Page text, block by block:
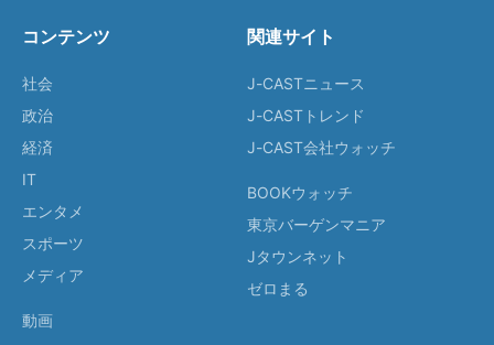
コンテンツ
社会
政治
経済
IT
エンタメ
スポーツ
メディア
動画
関連サイト
J-CASTニュース
J-CASTトレンド
J-CAST会社ウォッチ
BOOKウォッチ
東京バーゲンマニア
Jタウンネット
ゼロまる